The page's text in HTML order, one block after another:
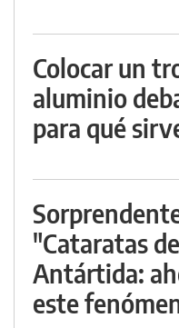
Colocar un
aluminio
para qué
"Cataratas
Antártida:
este